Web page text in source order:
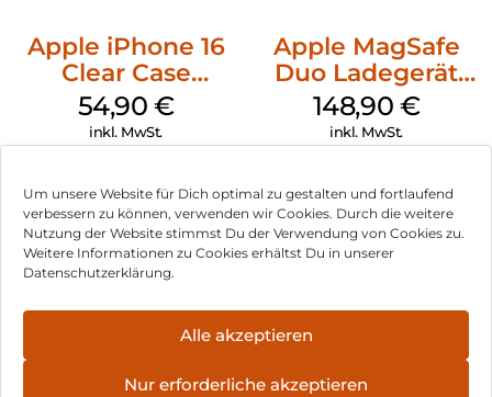
Um unsere Website für Dich optimal zu gestalten und fortlaufend
verbessern zu können, verwenden wir Cookies. Durch die weitere
Nutzung der Website stimmst Du der Verwendung von Cookies zu.
Weitere Informationen zu Cookies erhältst Du in unserer
Datenschutzerklärung.
Alle akzeptieren
Nur erforderliche akzeptieren
Apple iPhone 16
Clear Case
MagSafe
Transparent
54,90 €
inkl. MwSt.
Apple MagSafe
Duo Ladegerät
Weiß
148,90 €
inkl. MwSt.
Impressum